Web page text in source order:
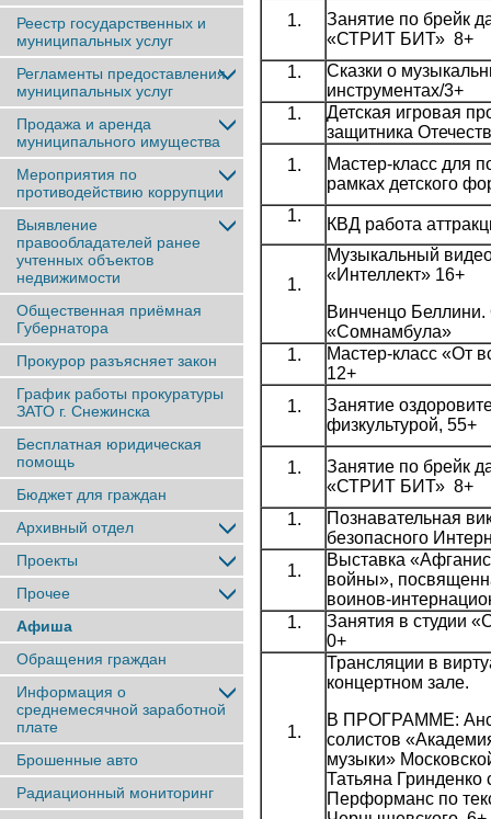
Реестр государственных и
муниципальных услуг
Регламенты предоставления
муниципальных услуг
Продажа и аренда
муниципального имущества
Мероприятия по
противодействию коррупции
Выявление
правообладателей ранее
учтенныx объектов
недвижимости
Общественная приёмная
Губернатора
Прокурор разъясняет закон
График работы прокуратуры
ЗАТО г. Снежинска
Бесплатная юридическая
помощь
Бюджет для граждан
Архивный отдел
Проекты
Прочее
Афиша
Обращения граждан
Информация о
среднемесячной заработной
плате
Брошенные авто
Радиационный мониторинг
Занятие по брейк
«СТРИТ БИТ» 8+
Сказки о
инструментах/3+
Детская игровая
защитника
Мастер-класс для
рамках детского
КВД работа
Музыкальный
«Интеллект» 16+
Винченцо
«Сомнамбула»
Мастер-класс «От
12+
Занятие
физкультурой, 55+
Занятие по брейк
«СТРИТ БИТ» 8+
Познавательная
безопасного
Выставка
войны»,
воинов-
Занятия в студии
0+
Трансляции в
концертном зале.
В ПРОГРАММЕ:
солистов
музыки»
Татьяна Гринденко
Перформанс по